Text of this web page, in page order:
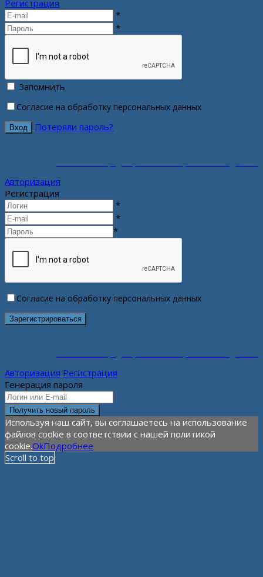
Регистрация
*
*
Запомнить
Согласие на обработку персональных данных
Потеряли пароль?
Авторизация
Регистрация
*
*
*
Согласие на обработку персональных данных
Авторизация Регистрация
Генерация пароля
Используя наш сайт, вы соглашаетесь на использование
файлов cookie в соответствии с нашей политикой
cookie.OkПодробнее
Scroll to top